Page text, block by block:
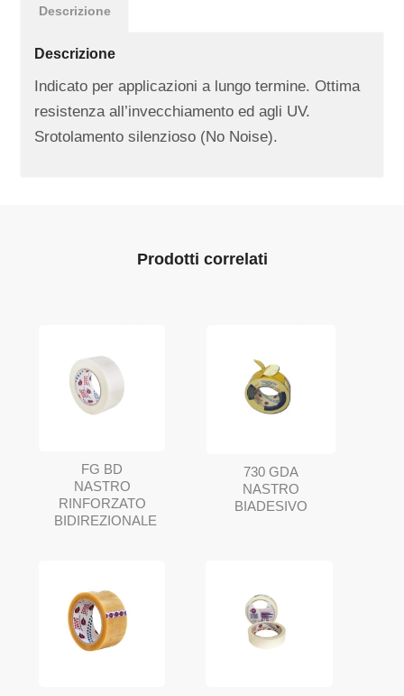
Descrizione
Descrizione
Indicato per applicazioni a lungo termine. Ottima
resistenza all’invecchiamento ed agli UV.
Srotolamento silenzioso (No Noise).
Prodotti correlati
FG BD
NASTRO
RINFORZATO
BIDIREZIONALE
730 GDA
NASTRO
BIADESIVO